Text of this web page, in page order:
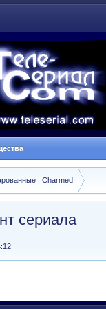
| Charmed
сериала